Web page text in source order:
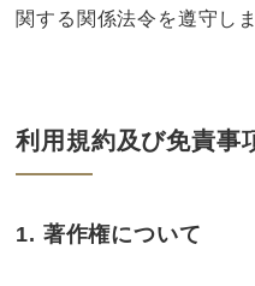
関する関係法令を遵守しま
利用規約及び免責事
1. 著作権について